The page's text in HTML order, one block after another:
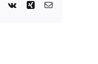
Pinterest
Vk Xing Email